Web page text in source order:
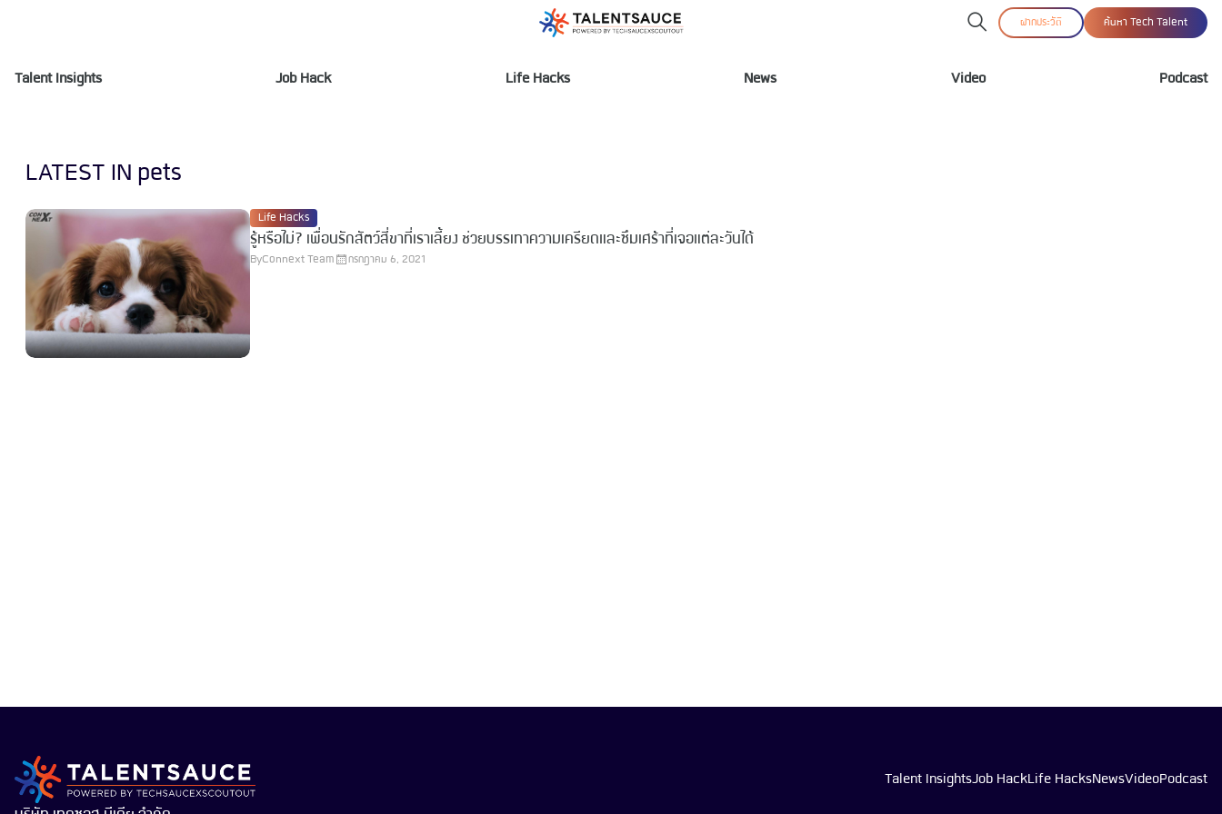
ฝากประวัติ ค้นหา Tech Talent
Talent Insights Job Hack Life Hacks News Video Podcast
LATEST IN pets
Life Hacks
รู้หรือไม่? เพื่อนรักสัตว์สี่ขาที่เราเลี้ยง ช่วยบรรเทาความเครียดและซึมเศร้าที่เจอแต่ละวันได้
ByConnext Team กรกฎาคม 6, 2021
Talent InsightsJob HackLife HacksNewsVideoPodcast